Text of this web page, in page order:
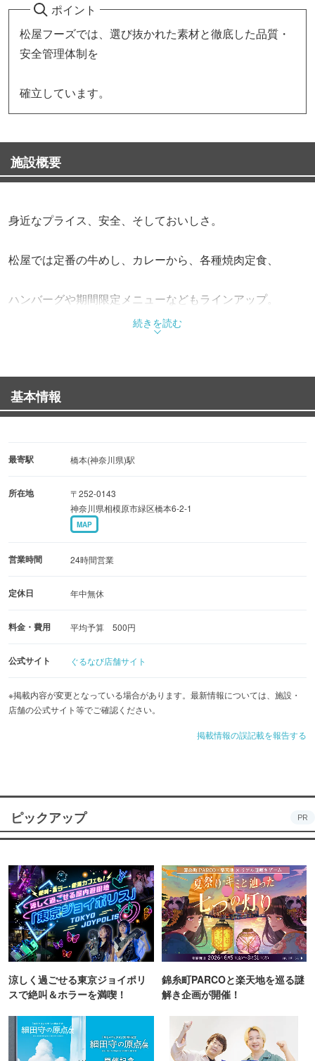
ポイント
松屋フーズでは、選び抜かれた素材と徹底した品質・
安全管理体制を
確立しています。
施設概要
身近なプライス、安全、そしておいしさ。
松屋では定番の牛めし、カレーから、各種焼肉定食、
ハンバーグや期間限定メニューなどもラインアップ。
また、朝定食や多彩なサイドメニューも充実させながら、
お客様の健康で豊かな食生活を応援しています。
続きを読む
基本情報
最寄駅 橋本(神奈川県)駅
所在地
〒252-0143
神奈川県相模原市緑区橋本6-2-1
MAP
営業時間 24時間営業
定休日 年中無休
料金・費用 平均予算 500円
公式サイト ぐるなび店舗サイト
※掲載内容が変更となっている場合があります。最新情報については、施設・
店舗の公式サイト等でご確認ください。
掲載情報の誤記載を報告する
ピックアップ PR
涼しく過ごせる東京ジョイポリ
スで絶叫＆ホラーを満喫！
錦糸町PARCOと楽天地を巡る謎
解き企画が開催！